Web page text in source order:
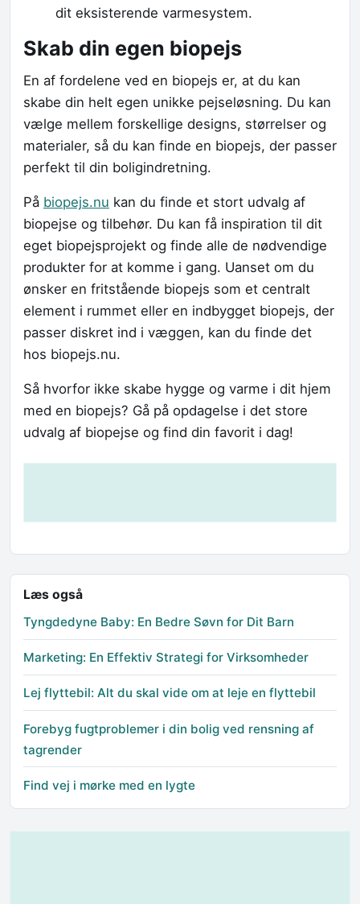
dit eksisterende varmesystem.
Skab din egen biopejs
En af fordelene ved en biopejs er, at du kan
skabe din helt egen unikke pejseløsning. Du kan
vælge mellem forskellige designs, størrelser og
materialer, så du kan finde en biopejs, der passer
perfekt til din boligindretning.
På biopejs.nu kan du finde et stort udvalg af
biopejse og tilbehør. Du kan få inspiration til dit
eget biopejsprojekt og finde alle de nødvendige
produkter for at komme i gang. Uanset om du
ønsker en fritstående biopejs som et centralt
element i rummet eller en indbygget biopejs, der
passer diskret ind i væggen, kan du finde det
hos biopejs.nu.
Så hvorfor ikke skabe hygge og varme i dit hjem
med en biopejs? Gå på opdagelse i det store
udvalg af biopejse og find din favorit i dag!
Læs også
Tyngdedyne Baby: En Bedre Søvn for Dit Barn
Marketing: En Effektiv Strategi for Virksomheder
Lej flyttebil: Alt du skal vide om at leje en flyttebil
Forebyg fugtproblemer i din bolig ved rensning af
tagrender
Find vej i mørke med en lygte